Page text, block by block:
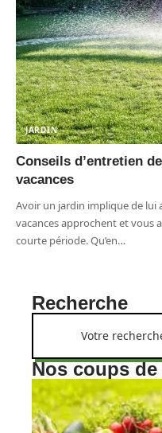
JARDIN
Conseils d’entretien
vacances
Avoir un jardin implique de lui
vacances approchent et vous
courte période. Qu’en…
Recherche
Nos coups